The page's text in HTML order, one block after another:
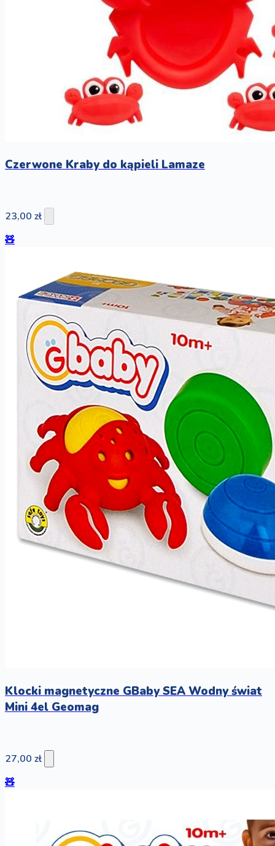
Czerwone Kraby do kąpieli Lamaze
23,00 zł
🧸
Klocki magnetyczne GBaby SEA Wodny świat
Mini 4el Geomag
27,00 zł
🧸